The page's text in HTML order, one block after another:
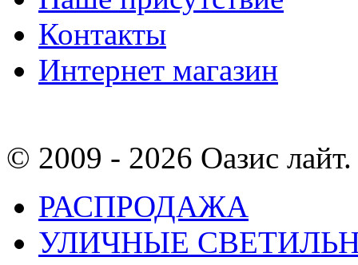
Контакты
Интернет магазин
© 2009 - 2026 Оазис
РАСПРОДАЖА
УЛИЧНЫЕ